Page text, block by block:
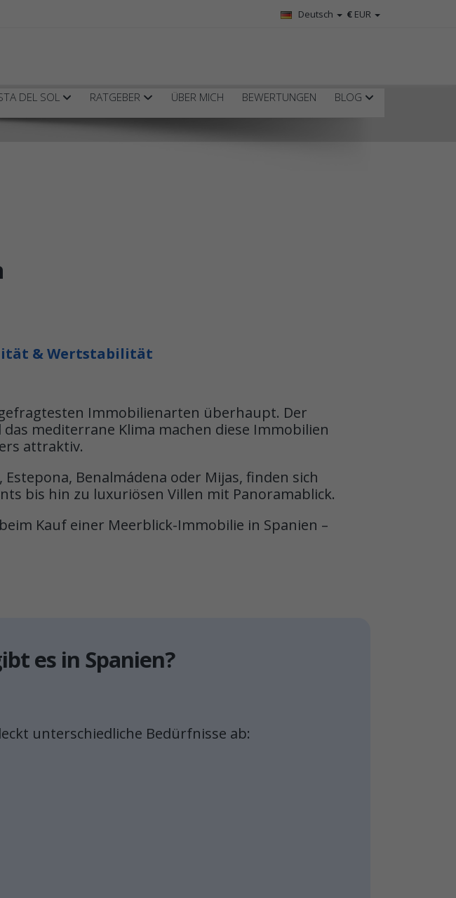
€ EUR
Deutsch
DEL SOL RATGEBER ÜBER MICH BEWERTUNGEN BLOG
& Wertstabilität
Immobilienarten überhaupt. Der
mediterrane Klima machen diese Immobilien
attraktiv.
Benalmádena oder Mijas, finden sich
bis hin zu luxuriösen Villen mit Panoramablick.
Kauf einer Meerblick-Immobilie in Spanien –
es in Spanien?
unterschiedliche Bedürfnisse ab: